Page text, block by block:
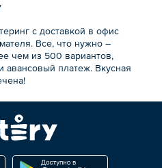
с доставкой в офис
Все, что нужно –
чем из 500 вариантов,
авансовый платеж. Вкусная